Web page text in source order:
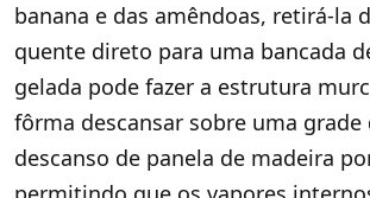
banana e das amêndoas, retirá-la
quente direto para uma bancada
gelada pode fazer a estrutura
fôrma descansar sobre uma grade
descanso de panela de madeira